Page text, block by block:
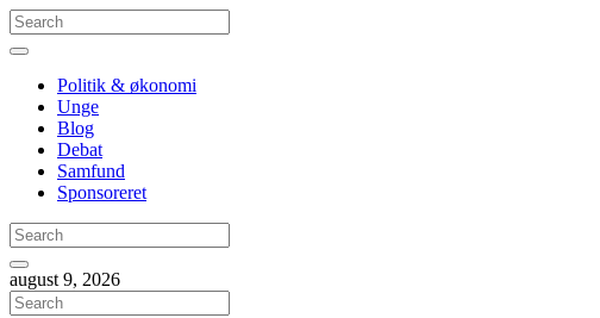
Politik & økonomi
Unge
Blog
Debat
Samfund
Sponsoreret
august 9, 2026